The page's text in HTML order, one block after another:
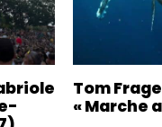
Tom
« Marche